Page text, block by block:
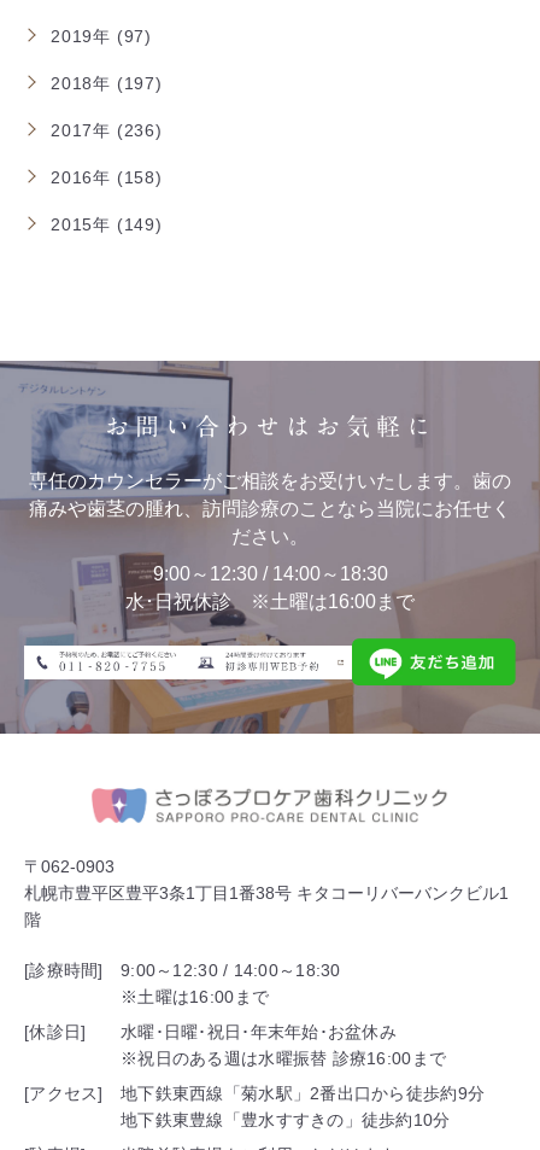
2019年 (97)
2018年 (197)
2017年 (236)
2016年 (158)
2015年 (149)
お問い合わせはお気軽に
専任のカウンセラーがご相談をお受けいたします。歯の
痛みや歯茎の腫れ、訪問診療のことなら当院にお任せく
ださい。
9:00～12:30 / 14:00～18:30
水･日祝休診 ※土曜は16:00まで
〒062-0903
札幌市豊平区豊平3条1丁目1番38号 キタコーリバーバンクビル1
階
[診療時間]
9:00～12:30 / 14:00～18:30
※土曜は16:00まで
[休診日]
水曜･日曜･祝日･年末年始･お盆休み
※祝日のある週は水曜振替 診療16:00まで
[アクセス]
地下鉄東西線「菊水駅」2番出口から徒歩約9分
地下鉄東豊線「豊水すすきの」徒歩約10分